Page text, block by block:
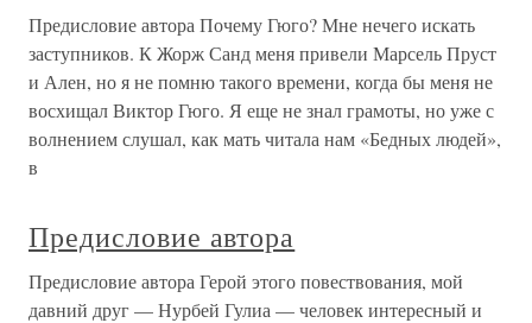
Предисловие автора Почему Гюго? Мне нечего искать
заступников. К Жорж Санд меня привели Марсель Пруст
и Ален, но я не помню такого времени, когда бы меня не
восхищал Виктор Гюго. Я еще не знал грамоты, но уже с
волнением слушал, как мать читала нам «Бедных людей»,
в
Предисловие автора
Предисловие автора Герой этого повествования, мой
давний друг — Нурбей Гулиа — человек интересный и